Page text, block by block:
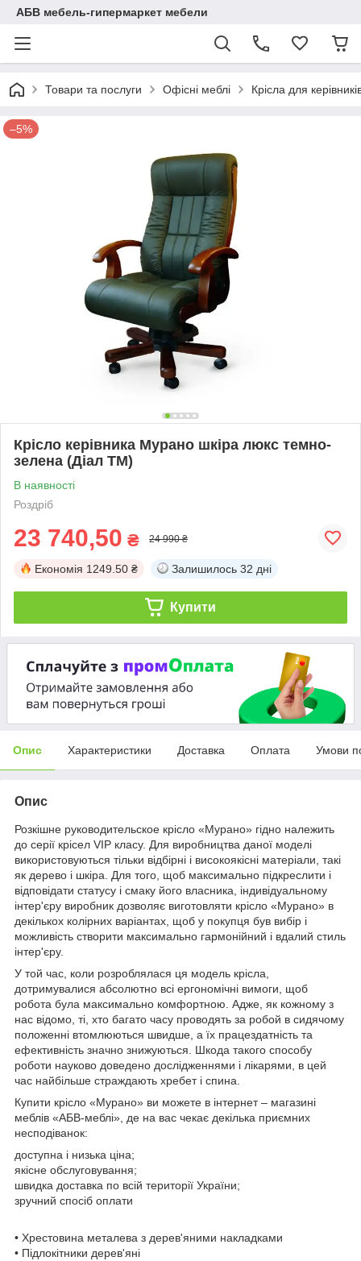
АБВ мебель-гипермаркет мебели
Товари та послуги Офісні меблі Крісла для
–5%
Крісло керівника Мурано шкіра люкс темно-
зелена (Діал ТМ)
В наявності
Роздріб
23 740,50 ₴ 24 990 ₴
Економія 1249.50 ₴ Залишилось 32 дні
Купити
Опис Характеристики Доставка Оплата Умови
Опис
Розкішне руководительское крісло «Мурано» гідно належить
до серії крісел VIP класу. Для виробництва даної моделі
використовуються тільки відбірні і високоякісні матеріали, такі
як дерево і шкіра. Для того, щоб максимально підкреслити і
відповідати статусу і смаку його власника, індивідуальному
інтер'єру виробник дозволяє виготовляти крісло «Мурано» в
декількох колірних варіантах, щоб у покупця був вибір і
можливість створити максимально гармонійний і вдалий стиль
інтер'єру.
У той час, коли розроблялася ця модель крісла,
дотримувалися абсолютно всі ергономічні вимоги, щоб
робота була максимально комфортною. Адже, як кожному з
нас відомо, ті, хто багато часу проводять за робой в сидячому
положенні втомлюються швидше, а їх працездатність та
ефективність значно знижуються. Шкода такого способу
роботи науково доведено дослідженнями і лікарями, в цей
час найбільше страждають хребет і спина.
Купити крісло «Мурано» ви можете в інтернет – магазині
меблів «АБВ-меблі», де на вас чекає декілька приємних
несподіванок:
доступна і низька ціна;
якісне обслуговування;
швидка доставка по всій території України;
зручний спосіб оплати
• Хрестовина металева з дерев'яними накладками
• Підлокітники дерев'яні